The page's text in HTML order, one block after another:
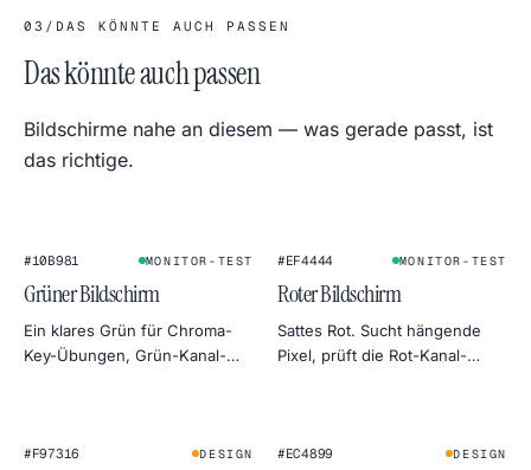
03 / DAS KÖNNTE AUCH PASSEN
Das könnte auch passen
Bildschirme nahe an diesem — was gerade passt, ist
das richtige.
#10B981 MONITOR-TEST
Grüner Bildschirm
Ein klares Grün für Chroma-
Key-Übungen, Grün-Kanal-
#EF4444 MONITOR-TEST
Roter Bildschirm
Sattes Rot. Sucht hängende
Pixel, prüft die Rot-Kanal-
#F97316 DESIGN #EC4899 DESIGN